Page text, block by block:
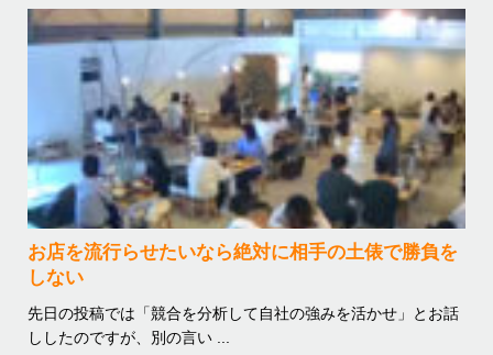
お店を流行らせたいなら絶対に相手の土俵で勝負を
しない
先日の投稿では「競合を分析して自社の強みを活かせ」とお話
ししたのですが、別の言い ...